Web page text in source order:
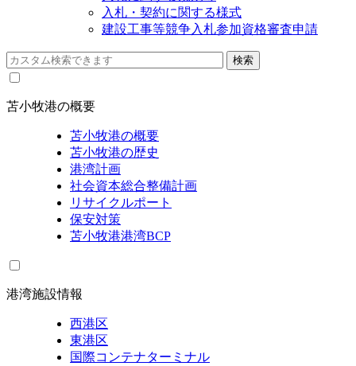
入札・契約に関する様式
建設工事等競争入札参加資格審査申請
苫小牧港の概要
苫小牧港の概要
苫小牧港の歴史
港湾計画
社会資本総合整備計画
リサイクルポート
保安対策
苫小牧港港湾BCP
港湾施設情報
西港区
東港区
国際コンテナターミナル